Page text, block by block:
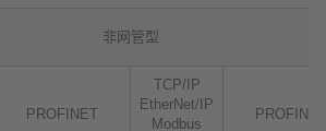
非网管型
PROFINET
TCP/IP
EtherNet/IP
Modbus
PROFINET